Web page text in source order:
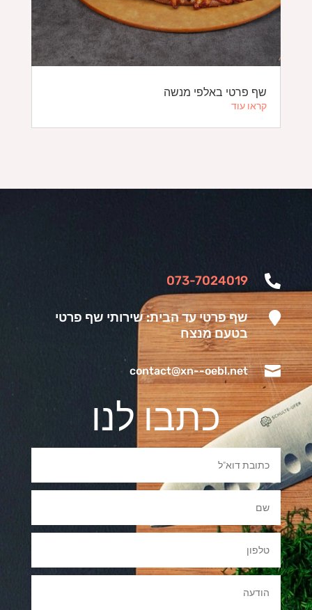
שף פרטי באלפי מנשה
קראו עוד

073-7024019

שף פרטי עד הבית: שירותי שף פרטי
בטעם מנצח

contact@xn--oebl.net
כתבו לנו